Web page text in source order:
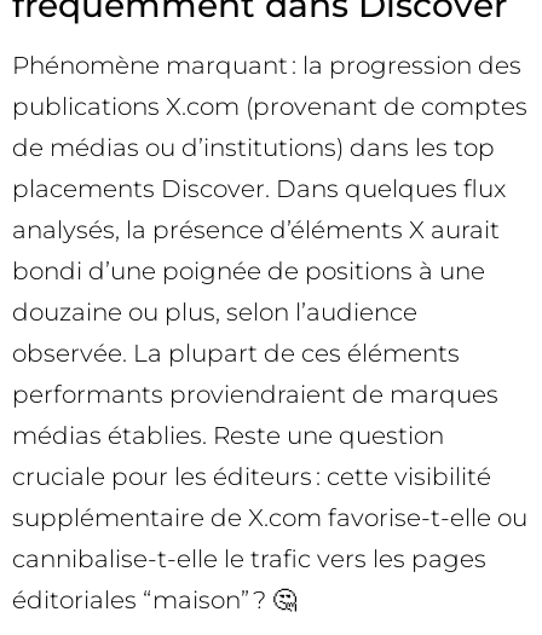
Phénomène marquant : la progression des
publications X.com (provenant de comptes
de médias ou d’institutions) dans les top
placements Discover. Dans quelques flux
analysés, la présence d’éléments X aurait
bondi d’une poignée de positions à une
douzaine ou plus, selon l’audience
observée. La plupart de ces éléments
performants proviendraient de marques
médias établies. Reste une question
cruciale pour les éditeurs : cette visibilité
supplémentaire de X.com favorise-t-elle ou
cannibalise-t-elle le trafic vers les pages
éditoriales “maison” ? 🤔